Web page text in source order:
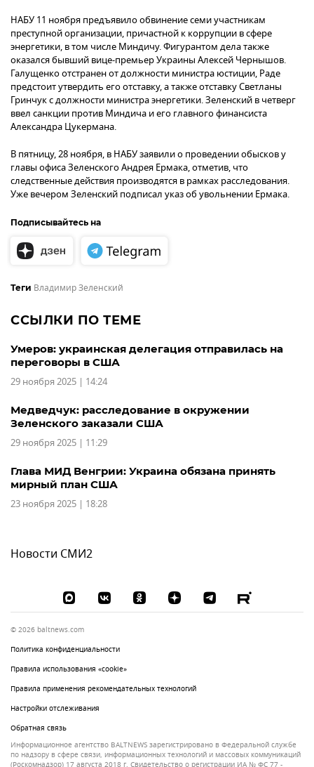
НАБУ 11 ноября предъявило обвинение семи участникам
преступной организации, причастной к коррупции в сфере
энергетики, в том числе Миндичу. Фигурантом дела также
оказался бывший вице-премьер Украины Алексей Чернышов.
Галущенко отстранен от должности министра юстиции, Раде
предстоит утвердить его отставку, а также отставку Светланы
Гринчук с должности министра энергетики. Зеленский в четверг
ввел санкции против Миндича и его главного финансиста
Александра Цукермана.
В пятницу, 28 ноября, в НАБУ заявили о проведении обысков у
главы офиса Зеленского Андрея Ермака, отметив, что
следственные действия производятся в рамках расследования.
Уже вечером Зеленский подписал указ об увольнении Ермака.
Подписывайтесь на
Теги Владимир Зеленский
ССЫЛКИ ПО ТЕМЕ
Умеров: украинская делегация отправилась на
переговоры в США
29 ноября 2025 | 14:24
Медведчук: расследование в окружении
Зеленского заказали США
29 ноября 2025 | 11:29
Глава МИД Венгрии: Украина обязана принять
мирный план США
23 ноября 2025 | 18:28
Новости СМИ2
© 2026 baltnews.com
Политика конфиденциальности
Правила использования «cookie»
Правила применения рекомендательных технологий
Настройки отслеживания
Обратная связь
Информационное агентство BALTNEWS зарегистрировано в Федеральной службе
по надзору в сфере связи, информационных технологий и массовых коммуникаций
(Роскомнадзор) 17 августа 2018 г. Свидетельство о регистрации ИА № ФС 77 -